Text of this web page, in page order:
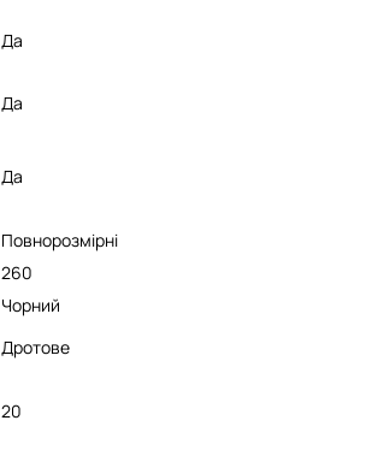
Да
Да
Да
Повнорозмірні
260
Чорний
Дротове
20